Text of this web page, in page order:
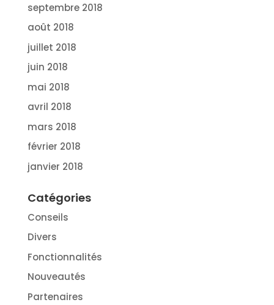
septembre 2018
août 2018
juillet 2018
juin 2018
mai 2018
avril 2018
mars 2018
février 2018
janvier 2018
Catégories
Conseils
Divers
Fonctionnalités
Nouveautés
Partenaires